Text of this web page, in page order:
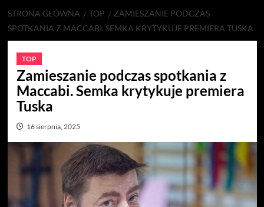
STRONA GŁÓWNA TOP
ZAMIESZANIE PODCZAS
SPOTKANIA Z MACCABI. SEMKA KRYTYKUJE PREMIERA TUSKA
TOP
Zamieszanie podczas spotkania z
Maccabi. Semka krytykuje premiera
Tuska
16 sierpnia, 2025